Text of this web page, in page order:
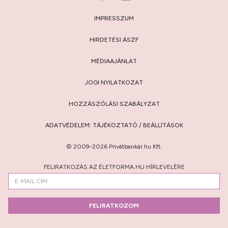
IMPRESSZUM
HIRDETÉSI ÁSZF
MÉDIAAJÁNLAT
JOGI NYILATKOZAT
HOZZÁSZÓLÁSI SZABÁLYZAT
ADATVÉDELEM: TÁJÉKOZTATÓ / BEÁLLÍTÁSOK
© 2009-2026 Privátbankár.hu Kft.
FELIRATKOZÁS AZ ÉLETFORMA.HU HÍRLEVELÉRE
FELIRATKOZOM